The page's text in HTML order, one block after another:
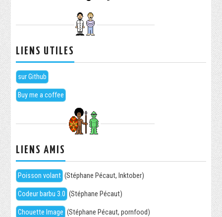
LIENS UTILES
sur Github
Buy me a coffee
LIENS AMIS
Poisson volant (Stéphane Pécaut, Inktober)
Codeur barbu 3.0 (Stéphane Pécaut)
Chouette Image (Stéphane Pécaut, pornfood)